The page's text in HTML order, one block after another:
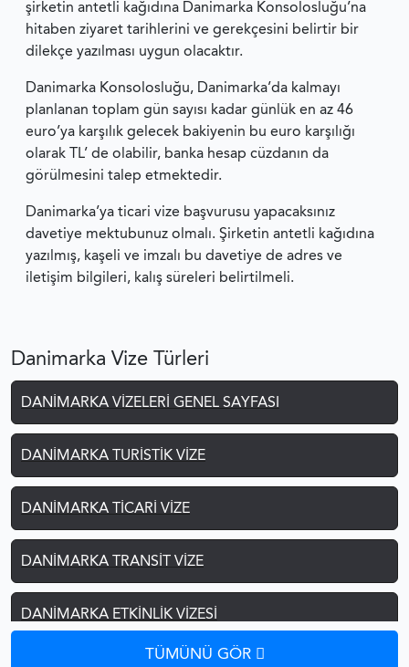
şirketin antetli kağıdına Danimarka Konsolosluğu’na
hitaben ziyaret tarihlerini ve gerekçesini belirtir bir
dilekçe yazılması uygun olacaktır.
Danimarka Konsolosluğu, Danimarka’da kalmayı
planlanan toplam gün sayısı kadar günlük en az 46
euro’ya karşılık gelecek bakiyenin bu euro karşılığı
olarak TL’ de olabilir, banka hesap cüzdanın da
görülmesini talep etmektedir.
Danimarka’ya ticari vize başvurusu yapacaksınız
davetiye mektubunuz olmalı. Şirketin antetli kağıdına
yazılmış, kaşeli ve imzalı bu davetiye de adres ve
iletişim bilgileri, kalış süreleri belirtilmeli.
Danimarka Vize Türleri
DANIMARKA VIZELERI GENEL SAYFASI
DANIMARKA TURISTIK VIZE
DANIMARKA TICARI VIZE
DANIMARKA TRANSIT VIZE
DANIMARKA ETKINLIK VIZESI
TÜMÜNÜ GÖR